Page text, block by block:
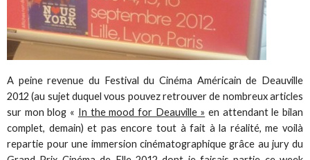
A peine revenue du Festival du Cinéma Américain de Deauville
2012 (au sujet duquel vous pouvez retrouver de nombreux articles
sur mon blog « In the mood for Deauville » en attendant le bilan
complet, demain) et pas encore tout à fait à la réalité, me voilà
repartie pour une immersion cinématographique grâce au jury du